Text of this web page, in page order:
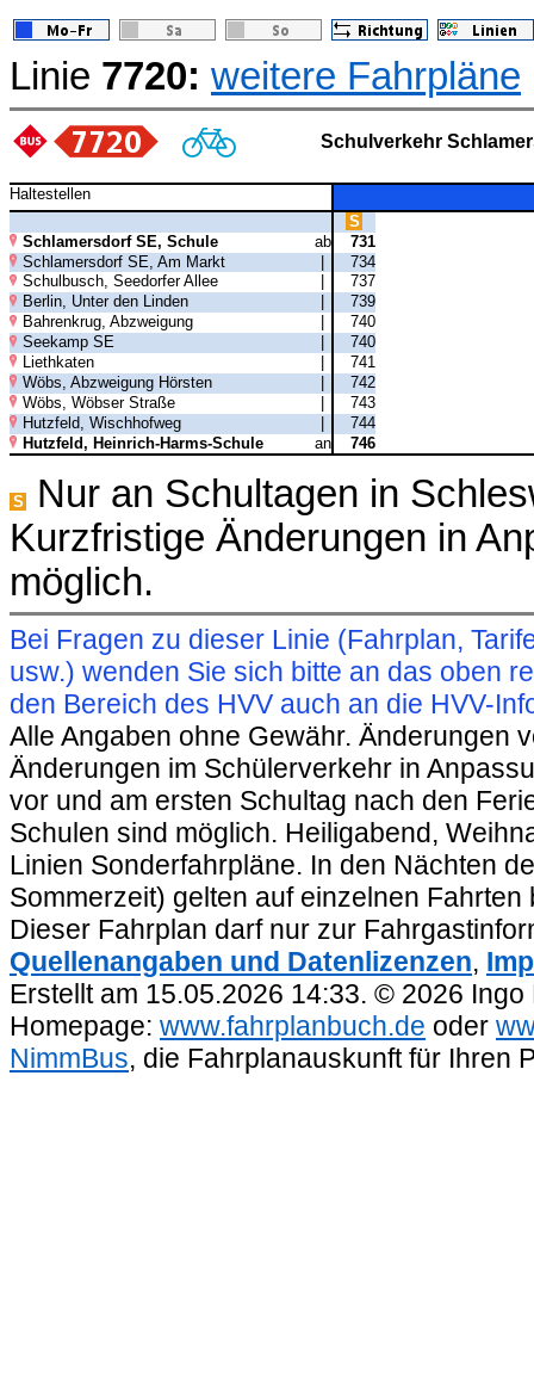
Linie 7720: weitere Fahrpläne
Schulverkehr
Haltestellen
S
Schlamersdorf SE, Schule
ab
731
Schlamersdorf SE, Am Markt
|
734
Schulbusch, Seedorfer Allee
737
Berlin, Unter den Linden
739
Bahrenkrug, Abzweigung
740
Seekamp SE
740
Liethkaten
741
Wöbs, Abzweigung Hörsten
742
Wöbs, Wöbser Straße
743
Hutzfeld, Wischhofweg
|
744
Hutzfeld, Heinrich-Harms-Schule
an 746
S
Nur an Schultagen in
Kurzfristige Änderungen in
möglich.
Bei Fragen zu dieser Linie (Fahrplan,
usw.) wenden Sie sich bitte an das oben
den Bereich des HVV auch an die HVV-
Alle Angaben ohne Gewähr. Änderungen
Änderungen im Schülerverkehr in
vor und am ersten Schultag nach den
Schulen sind möglich. Heiligabend,
Linien Sonderfahrpläne. In den Nächten
Sommerzeit) gelten auf einzelnen
Dieser Fahrplan darf nur zur
Quellenangaben und Datenlizenzen,
Erstellt am 15.05.2026 14:33. © 2026
Homepage: www.fahrplanbuch.de oder
NimmBus, die Fahrplanauskunft für Ihren